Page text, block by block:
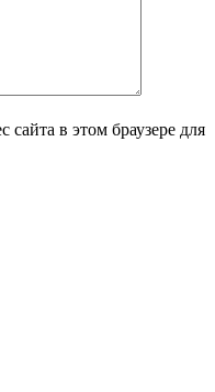
в этом браузере для